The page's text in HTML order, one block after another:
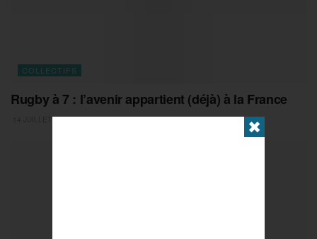
COLLECTIFS
Rugby à 7 : l’avenir appartient (déjà) à la France
14 JUILLET 2026 ✖